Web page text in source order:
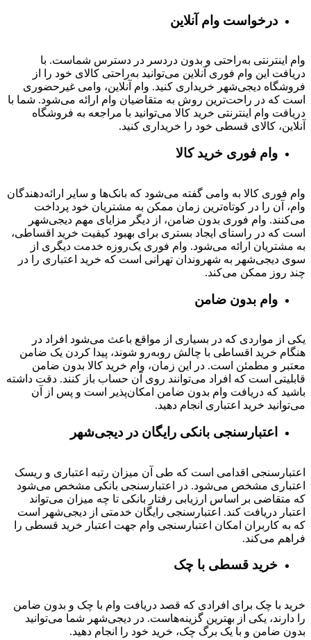
درخواست وام آنلاین
وام اینترنتی به‌راحتی و بدون دردسر در دسترس شماست. با
دریافت این وام فوری آنلاین می‌توانید به‌راحتی کالای خود را از
فروشگاه دیجی‌شهر خریداری کنید. وام آنلاین، وامی غیرحضوری
است که در راحت‌ترین روش به متقاضیان وام ارائه می‌شود. شما با
دریافت وام اینترنتی خرید کالا می‌توانید با مراجعه به فروشگاه
آنلاین، کالای قسطی خود را خریداری کنید.
وام فوری خرید کالا
وام فوری کالا به وامی گفته می‌شود که بانک‌ها و سایر ارائه‌دهندگان
وام، آن را در کوتاه‌ترین زمان ممکن به مشتریان خود پرداخت
می‌کنند. وام فوری بدون ضامن، از دیگر مزایای مهم دیجی‌شهر
است که در راستای ایجاد بستری برای بهبود کیفیت خرید اقساطی،
به مشتریان ارائه می‌شود. وام فوری یک‌روزه خدمت دیگری از
سوی دیجی‌شهر به شهروندان تهرانی است که خرید اعتباری را در
چند روز ممکن می‌کند.
وام بدون ضامن
یکی از مواردی که در بسیاری از مواقع باعث می‌شود افراد در
هنگام خرید اقساطی با چالش روبه‌رو شوند، پیدا کردن یک ضامن
معتبر و مطمئن است. در این زمان، وام خرید کالا بدون ضامن
قابلیتی است که افراد می‌توانند روی آن حساب باز کنند. دقت داشته
باشید که دریافت وام بدون ضامن امکان‌پذیر است و پس از آن
می‌توانید خرید اعتباری انجام دهید.
اعتبارسنجی بانکی رایگان در دیجی‌شهر
اعتبارسنجی اقدامی است که طی آن میزان رتبه اعتباری و ریسک
اعتباری مشخص می‌شود. در اعتبارسنجی بانکی مشخص می‌شود
که متقاضی بر اساس ارزیابی رفتار بانکی تا چه میزان می‌تواند
اعتبار دریافت کند. اعتبارسنجی رایگان خدمتی از دیجی‌شهر است
که به کاربران امکان اعتبارسنجی وام جهت اعتبار خرید قسطی را
فراهم می‌کند.
خرید قسطی با چک
خرید با چک برای افرادی که قصد دریافت وام با چک و بدون ضامن
را دارند، یکی از بهترین گزینه‌هاست. در دیجی‌شهر شما می‌توانید
بدون ضامن و با یک برگ چک، خرید خود را انجام دهید.